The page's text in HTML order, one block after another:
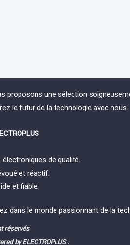
proposons une sélection
le futur de la technologie avec nous.
de qualité.
et réactif.
et fiable.
dans le monde passionnant de la
réservés
by ELECTROPLUS .